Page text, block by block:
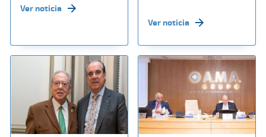
Ver noticia
Ver noticia